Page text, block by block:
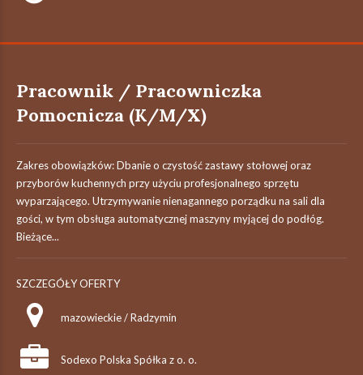
Pracownik / Pracowniczka
Pomocnicza (K/M/X)
Zakres obowiązków: Dbanie o czystość zastawy stołowej oraz
przyborów kuchennych przy użyciu profesjonalnego sprzętu
wyparzającego. Utrzymywanie nienagannego porządku na sali dla
gości, w tym obsługa automatycznej maszyny myjącej do podłóg.
Bieżące...
SZCZEGÓŁY OFERTY
mazowieckie / Radzymin
Sodexo Polska Spółka z o. o.